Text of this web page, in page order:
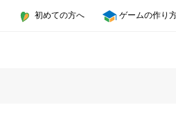
初めての方へ ゲームの作り